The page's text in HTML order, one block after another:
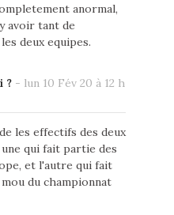
anormal,
avoir tant de
deux equipes.
?- lun 10 Fév 20 à 12 h
les effectifs des deux
qui fait partie des
et l'autre qui fait
du championnat